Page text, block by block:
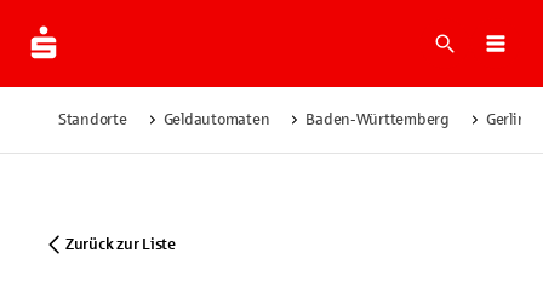
Suche
Standorte Geldautomaten Baden-Württemberg
Zurück zur Liste